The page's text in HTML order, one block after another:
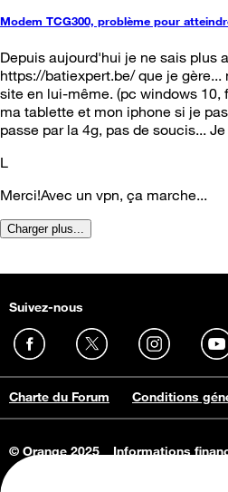
Modem TCG300, problème pour
Depuis aujourd'hui je ne sais plus
https://batiexpert.be/ que je
site en lui-même. (pc windows 10,
ma tablette et mon iphone si je
passe par la 4g, pas de soucis...
L
Merci!Avec un vpn, ça marche...
Charger plus...
Suivez-nous
Charte du Forum Conditions
© Orange 2025
Informations